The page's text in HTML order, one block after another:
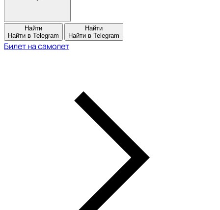
Найти
Найти в Telegram
Найти
Найти в Telegram
Билет на самолет